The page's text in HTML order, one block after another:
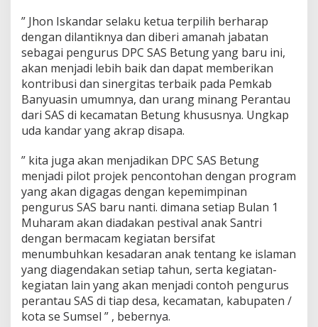
a
n
t
i
a
n
P
e
g
u
r
u
s
e
w
a
n
P
m
p
” Jhon Iskandar selaku ketua terpilih berharap
dengan dilantiknya dan diberi amanah jabatan
sebagai pengurus DPC SAS Betung yang baru ini,
akan menjadi lebih baik dan dapat memberikan
kontribusi dan sinergitas terbaik pada Pemkab
Banyuasin umumnya, dan urang minang Perantau
dari SAS di kecamatan Betung khususnya. Ungkap
uda kandar yang akrap disapa.
” kita juga akan menjadikan DPC SAS Betung
menjadi pilot projek pencontohan dengan program
yang akan digagas dengan kepemimpinan
pengurus SAS baru nanti. dimana setiap Bulan 1
Muharam akan diadakan pestival anak Santri
dengan bermacam kegiatan bersifat
menumbuhkan kesadaran anak tentang ke islaman
yang diagendakan setiap tahun, serta kegiatan-
kegiatan lain yang akan menjadi contoh pengurus
perantau SAS di tiap desa, kecamatan, kabupaten /
kota se Sumsel ” , bebernya.